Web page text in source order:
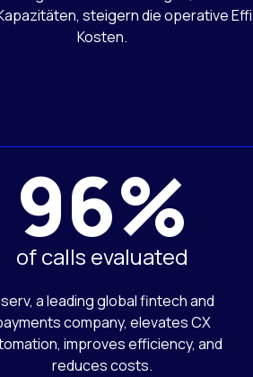
steigern die operative
Kosten.
96%
of calls evaluated
a leading global fintech and
company, elevates CX
improves efficiency, and
reduces costs.